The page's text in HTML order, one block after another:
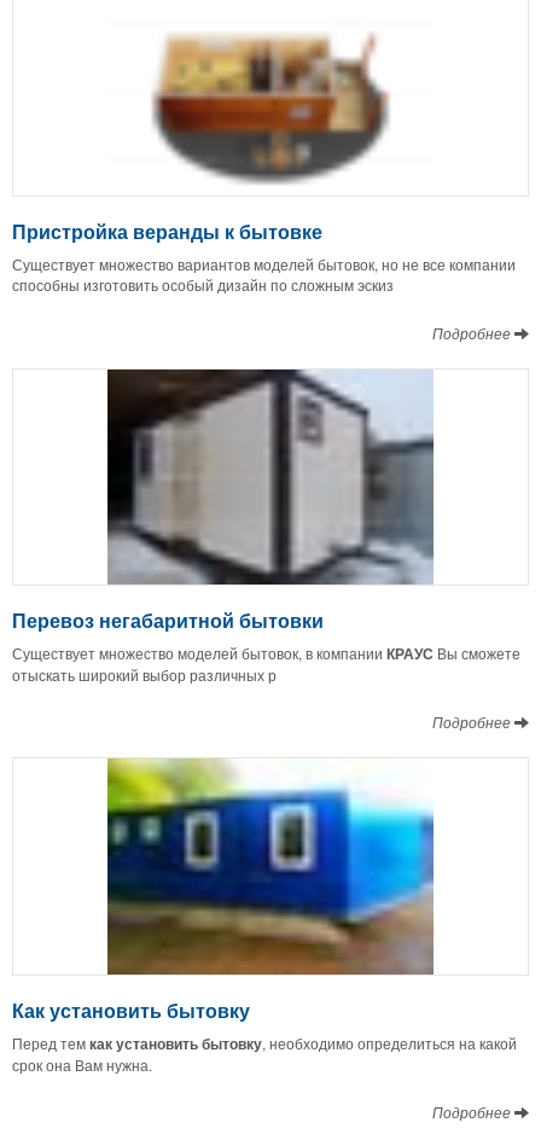
Пристройка веранды к бытовке
Существует множество вариантов моделей бытовок, но не все компании
способны изготовить особый дизайн по сложным эскиз
Подробнее
Перевоз негабаритной бытовки
Существует множество моделей бытовок, в компании КРАУС Вы сможете
отыскать широкий выбор различных р
Подробнее
Как установить бытовку
Перед темкак установить бытовку, необходимо определиться на какой
срок она Вам нужна.
Подробнее